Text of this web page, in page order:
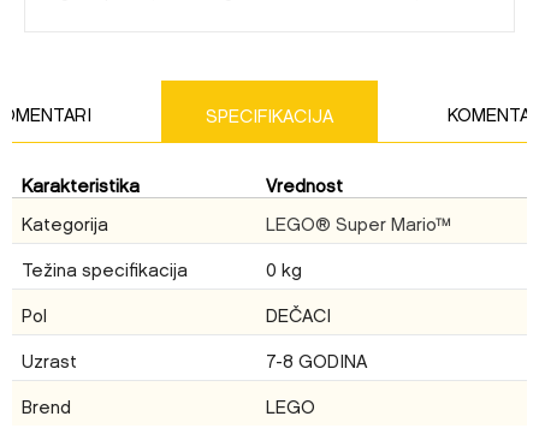
SPECIFIKACIJA
Ime/Nadimak
Email
Poruka
Karakteristika
Vrednost
Kategorija
LEGO® Super Mario™
Težina specifikacija
0 kg
Pol
DEČACI
Uzrast
7-8 GODINA
Brend
LEGO